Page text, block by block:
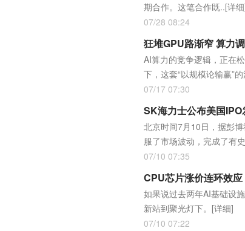
期合作。这笔合作既..[详
07/28 08:24
狂堆GPU路渐窄 算力
AI算力的竞争逻辑，正在
下，这套“以规模论输赢”
07/17 07:30
SK海力士公布美国
北京时间7月10日，据彭
服了市场波动，完成了有
07/10 07:35
CPU芯片涨价连环效
如果说过去两年AI基础设
新站到聚光灯下。 [详细]
07/10 07:22